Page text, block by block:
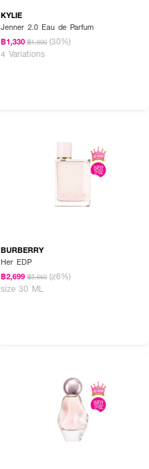
KYLIE
Jenner 2.0 Eau de Parfum
฿1,330 ฿1,900 (30%)
4 Variations
BURBERRY
Her EDP
฿2,699 ฿3,660 (26%)
size 30 ML